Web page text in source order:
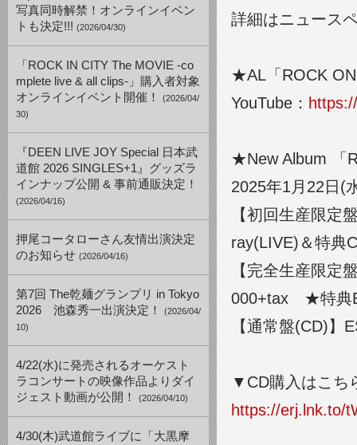
写真同時解禁！オンラインイベン
トも決定!!! (2026/04/30)
「ROCK IN CITY The MOVIE -co
mplete live & all clips-」購入者対象
オンラインイベント開催！
(2026/04/
30)
『DEEN LIVE JOY Special 日本武
道館 2026 SINGLES+1』グッズラ
インナップ公開 & 事前通販決定！
(2026/04/16)
押尾コータローさん友情出演決定
のお知らせ (2026/04/16)
第7回 The乾麺グランプリ in Tokyo
2026 池森秀一出演決定！
(2026/04/
10)
4/22(水)に発売されるオーケスト
ラコンサートの映像作品よりダイ
ジェスト動画が公開！
(2026/04/10)
4/30(木)武道館ライブに「大黒摩
詳細はニュース
★AL「ROCK
YouTube：
★New Album 「
2025年1月22日(
【初回生産限
ray(LIVE)＆特典
【完全生産限
000+tax ★特典
【通常盤(CD)
▼CD購入はこち
https://erj.lnk.to/